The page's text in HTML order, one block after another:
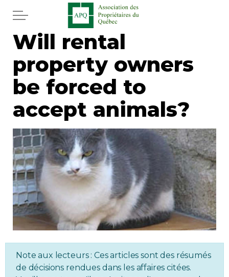
Skip to main content
Home
Services
Newspaper
Word of the editor
Legal
Real estate
Regulation
Condo
Will rental
property owners
be forced to
accept animals?
Note aux lecteurs : Ces articles sont des résumés
de décisions rendues dans les affaires citées.